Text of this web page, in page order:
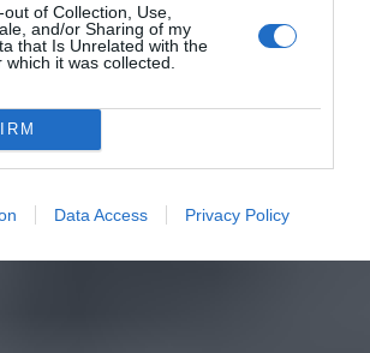
of Collection, Use,
and/or Sharing of my
that Is Unrelated with the
it was collected.
Data Access Privacy Policy